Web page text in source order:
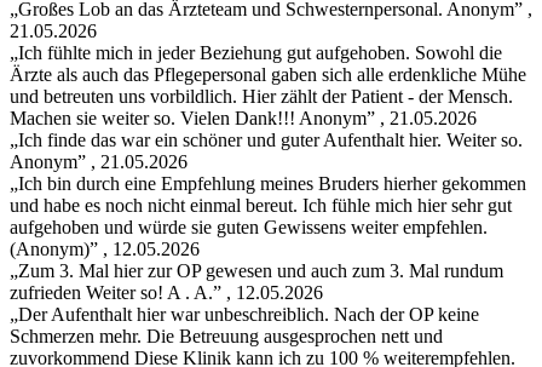
„Großes Lob an das Ärzteteam und Schwesternpersonal. Anonym” ,
21.05.2026
„Ich fühlte mich in jeder Beziehung gut aufgehoben. Sowohl die
Ärzte als auch das Pflegepersonal gaben sich alle erdenkliche Mühe
und betreuten uns vorbildlich. Hier zählt der Patient - der Mensch.
Machen sie weiter so. Vielen Dank!!! Anonym” , 21.05.2026
„Ich finde das war ein schöner und guter Aufenthalt hier. Weiter so.
Anonym” , 21.05.2026
„Ich bin durch eine Empfehlung meines Bruders hierher gekommen
und habe es noch nicht einmal bereut. Ich fühle mich hier sehr gut
aufgehoben und würde sie guten Gewissens weiter empfehlen.
(Anonym)” , 12.05.2026
„Zum 3. Mal hier zur OP gewesen und auch zum 3. Mal rundum
zufrieden Weiter so! A . A.” , 12.05.2026
„Der Aufenthalt hier war unbeschreiblich. Nach der OP keine
Schmerzen mehr. Die Betreuung ausgesprochen nett und
zuvorkommend Diese Klinik kann ich zu 100 % weiterempfehlen.